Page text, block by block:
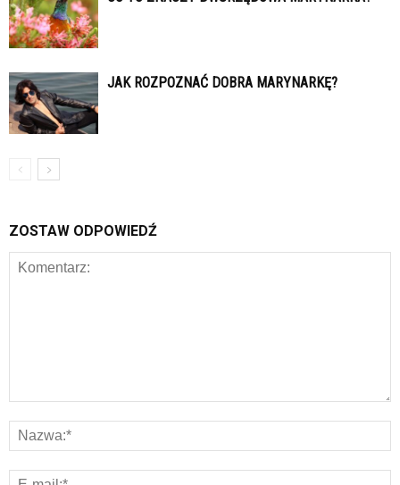
JAK ROZPOZNAĆ DOBRA MARYNARKĘ?
ZOSTAW ODPOWIEDŹ